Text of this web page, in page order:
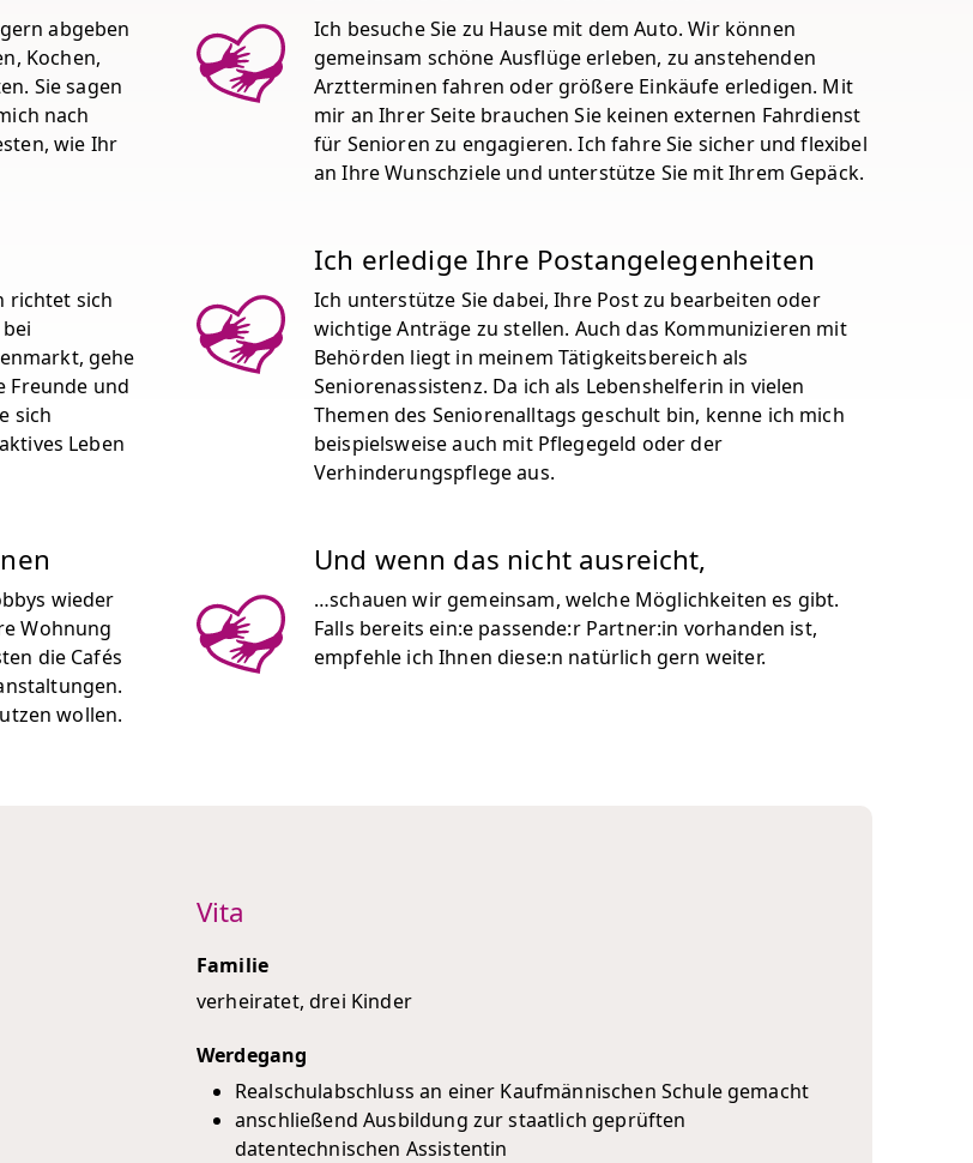
abgeben
Kochen,
Sie sagen
nach
wie Ihr
Ich besuche Sie zu Hause mit dem Auto. Wir können
gemeinsam schöne Ausflüge erleben, zu anstehenden
Arztterminen fahren oder größere Einkäufe erledigen. Mit
mir an Ihrer Seite brauchen Sie keinen externen Fahrdienst
für Senioren zu engagieren. Ich fahre Sie sicher und flexibel
an Ihre Wunschziele und unterstütze Sie mit Ihrem Gepäck.
richtet sich
gehe
Freunde und
sich
Leben
Ich erledige Ihre Postangelegenheiten
Ich unterstütze Sie dabei, Ihre Post zu bearbeiten oder
wichtige Anträge zu stellen. Auch das Kommunizieren mit
Behörden liegt in meinem Tätigkeitsbereich als
Seniorenassistenz. Da ich als Lebenshelferin in vielen
Themen des Seniorenalltags geschult bin, kenne ich mich
beispielsweise auch mit Pflegegeld oder der
Verhinderungspflege aus.
wieder
Wohnung
die Cafés
wollen.
Und wenn das nicht ausreicht,
…schauen wir gemeinsam, welche Möglichkeiten es gibt.
Falls bereits ein:e passende:r Partner:in vorhanden ist,
empfehle ich Ihnen diese:n natürlich gern weiter.
Vita
Familie
verheiratet, drei Kinder
Werdegang
Realschulabschluss an einer Kaufmännischen Schule gemacht
anschließend Ausbildung zur staatlich geprüften
datentechnischen Assistentin